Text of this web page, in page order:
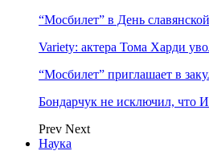
“Мосбилет” в День
Variety: актера Тома Харди
“Мосбилет” приглашает в
Бондарчук не исключил, что
Prev Next
Наука